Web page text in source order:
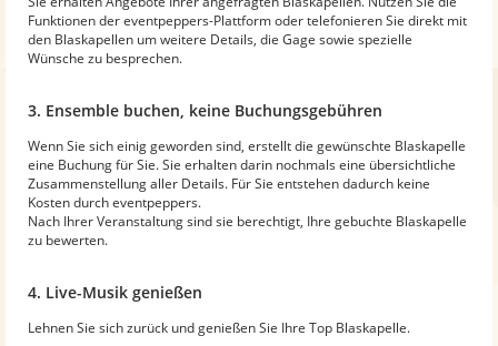
Funktionen der eventpeppers-Plattform oder telefonieren Sie direkt mit
den Blaskapellen um weitere Details, die Gage sowie spezielle
Wünsche zu besprechen.
3. Ensemble buchen, keine Buchungsgebühren
Wenn Sie sich einig geworden sind, erstellt die gewünschte Blaskapelle
eine Buchung für Sie. Sie erhalten darin nochmals eine übersichtliche
Zusammenstellung aller Details. Für Sie entstehen dadurch keine
Kosten durch eventpeppers.
Nach Ihrer Veranstaltung sind sie berechtigt, Ihre gebuchte Blaskapelle
zu bewerten.
4. Live-Musik genießen
Lehnen Sie sich zurück und genießen Sie Ihre Top Blaskapelle.